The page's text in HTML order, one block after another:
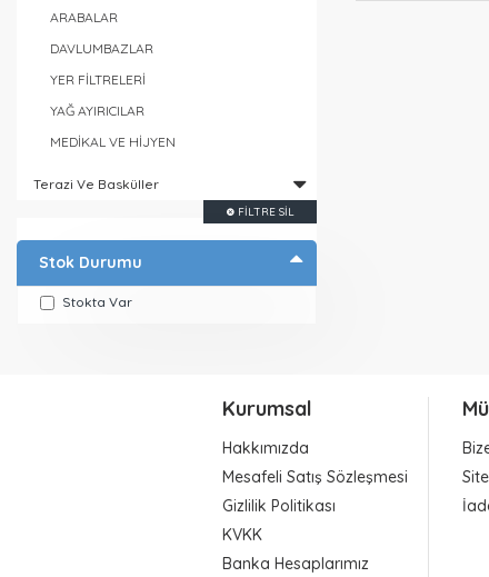
ARABALAR
DAVLUMBAZLAR
YER FİLTRELERİ
YAĞ AYIRICILAR
MEDİKAL VE HİJYEN
Terazi Ve Basküller
FILTRE SIL
Stok Durumu
Stokta Var
Kurumsal
Hakkımızda
Mesafeli Satış Sözleşmesi
Gizlilik Politikası
KVKK
Banka Hesaplarımız